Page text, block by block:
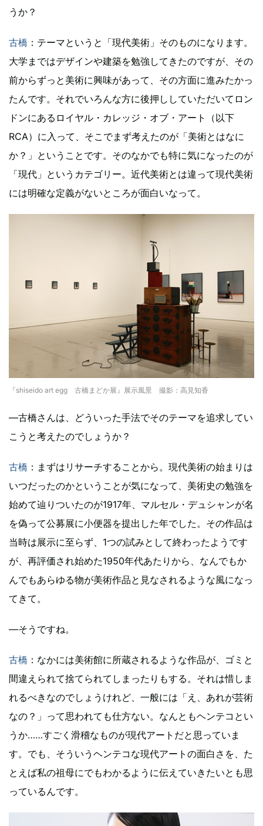
うか？
古橋 ：テーマというと「現代美術」そのものになります。
大学まではデザインや建築を勉強してきたのですが、その
前からずっと美術に興味があって、その方面に進みたかっ
たんです。それでいろんな方に後押ししていただいてロン
ドンにあるロイヤル・カレッジ・オブ・アート（以下
RCA）に入って、そこでまず考えたのが「美術とはなに
か？」ということです。そのなかでも特に気になったのが
「現代」というカテゴリー。近代美術とは違って現代美術
には明確な定義がないところが面白いなって。
『shiseido art egg 古橋まどか展』展示風景 撮影：高見知香
―古橋さんは、どういった手法でそのテーマを追求してい
こうと考えたのでしょうか？
古橋 ：まずはリサーチすることから。現代美術の始まりは
いつだったのかということが気になって、美術史の勉強を
始めて辿りついたのが1917年、マルセル・デュシャンが名
を偽って公募展に小便器を提出した年でした。その作品は
当時は展示に至らず、1つの試みとして終わったようです
が、再評価され始めた1950年代あたりから、なんでもか
んでもあらゆる物が美術作品と見なされるような風になっ
てきて。
―そうですね。
古橋 ：なかには美術館に所蔵されるような作品が、ゴミと
間違えられて捨てられてしまったりもする。それは惜しま
れるべきなのでしょうけれど、一般には「え、あれが芸術
なの？」って思われても仕方ない。なんともヘンテコとい
うか……すごく滑稽なものが現代アートだと思っていま
す。でも、そういうヘンテコな現代アートの面白さを、た
とえば私の祖母にでもわかるように伝えていきたいとも思
っているんです。